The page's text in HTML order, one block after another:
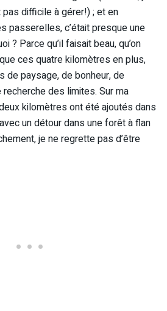
pas difficile à gérer!) ; et en
passerelles, c’était presque une
? Parce qu’il faisait beau, qu’on
ces quatre kilomètres en plus,
de paysage, de bonheur, de
des limites. Sur ma
kilomètres ont été ajoutés dans
un détour dans une forêt à flan
je ne regrette pas d’être